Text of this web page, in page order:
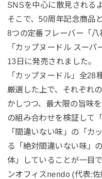
SNSを中心に散見される
そこで、50周年記念商品
8つの定番フレーバー「
「カップヌードル スー
13日に発売されました。
「カップヌードル」全28
厳選した上で、それぞれ
かしつつ、最大限の旨味
の組み合わせを検証して
「間違いない味」の「カ
る「絶対間違いない味」
体」していることが一目
ンオフィスnendo (代表: